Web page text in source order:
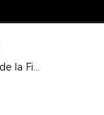
Inside avec les Arbitres de la Finale Hommes